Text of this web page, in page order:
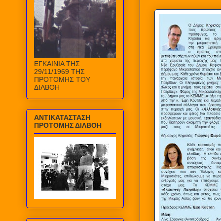
ΕΓΚΑΙΝΙΑ ΤΗΣ
29/11/1969 ΤΗΣ
ΠΡΟΤΟΜΗΣ ΤΟΥ
ΔΙΛΒΟΗ
ΑΝΤΙΚΑΤΑΣΤΑΣΗ
ΠΡΟΤΟΜΗΣ ΔΙΛΒΟΗ